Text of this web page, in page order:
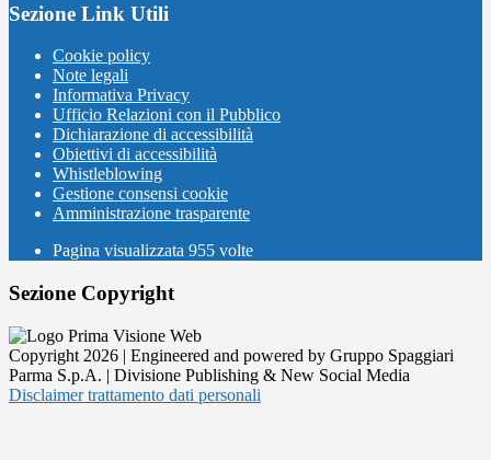
Sezione Link Utili
Cookie policy
Note legali
Informativa Privacy
Ufficio Relazioni con il Pubblico
Dichiarazione di accessibilità
Obiettivi di accessibilità
Whistleblowing
Gestione consensi cookie
Amministrazione trasparente
Pagina visualizzata 955 volte
Sezione Copyright
Copyright 2026 | Engineered and powered by Gruppo Spaggiari
Parma S.p.A. | Divisione Publishing & New Social Media
Disclaimer trattamento dati personali